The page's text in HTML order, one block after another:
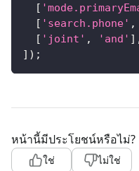
[
[ 'search.phone' ,
[ 'joint' , 'and' ]
] ) ;
หน้านี้มีประโยชน์หรือไม่?
ใช่ ไม่ใช่